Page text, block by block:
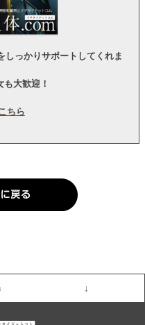
しっかりサポートしてくれま
大歓迎！
ちら